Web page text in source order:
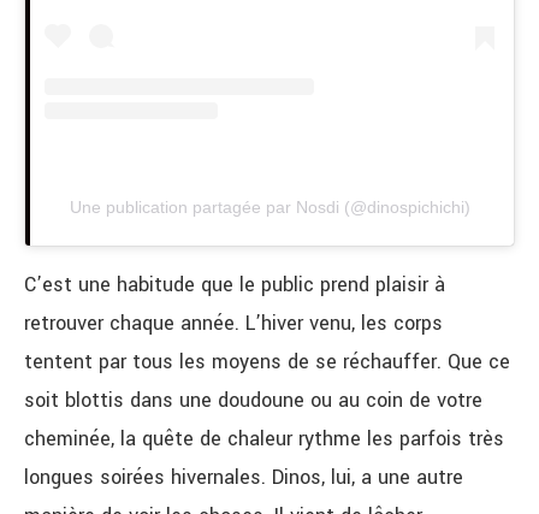
Une publication partagée par Nosdi (@dinospichichi)
C’est une habitude que le public prend plaisir à
retrouver chaque année. L’hiver venu, les corps
tentent par tous les moyens de se réchauffer. Que ce
soit blottis dans une doudoune ou au coin de votre
cheminée, la quête de chaleur rythme les parfois très
longues soirées hivernales. Dinos, lui, a une autre